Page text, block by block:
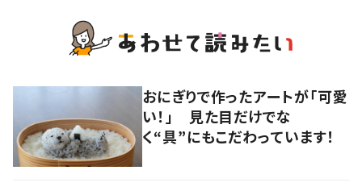
おにぎりで作ったアートが「可愛
い！」 見た目だけでな
く“具”にもこだわっています！